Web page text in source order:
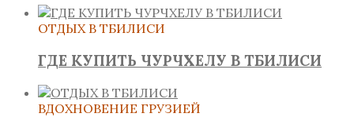
ОТДЫХ В ТБИЛИСИ
ГДЕ КУПИТЬ ЧУРЧХЕЛУ В ТБИЛИСИ
ВДОХНОВЕНИЕ ГРУЗИЕЙ